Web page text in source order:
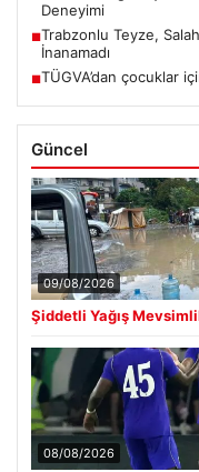
Şiddetli Yağış
Chelsea, Hazırlık
■Kelebek.Org İle
■TÜGVA’dan çocuklar
Güncel
09/08/2026
Şiddetli Yağış